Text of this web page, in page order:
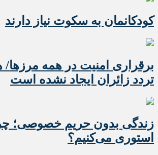
کودکانمان به سکوت نیاز دارند
برقراری امنیت در همه مرزها/
تردد زائران ایجاد نشده است
زندگی بدون حریم خصوصی؛
استوری می‌کنیم؟